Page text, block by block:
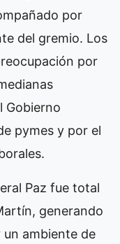
por
del gremio. Los
por
Gobierno
pymes y por el
Paz fue total
generando
ambiente de